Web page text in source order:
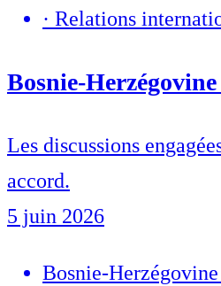
· Relations
Bosnie-
Les discussions
accord.
5 juin 2026
Bosnie-Herzégovine